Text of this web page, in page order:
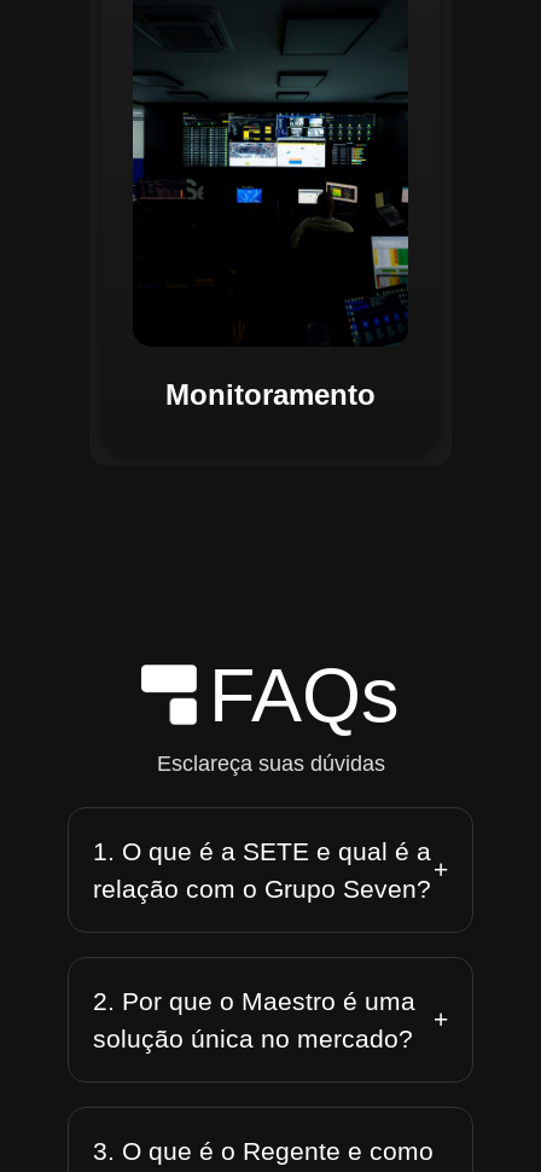
Monitoramento
planejadas. Utilizando um videowall
central e sistemas de convergência
informações operacionais,
identificando gargalos, não
conformidades e oportunidades de
melhoria.
FAQs
Esclareça suas dúvidas
1. O que é a SETE e qual é a
relação com o Grupo Seven?
+
2. Por que o Maestro é uma
solução única no mercado?
+
3. O que é o Regente e como